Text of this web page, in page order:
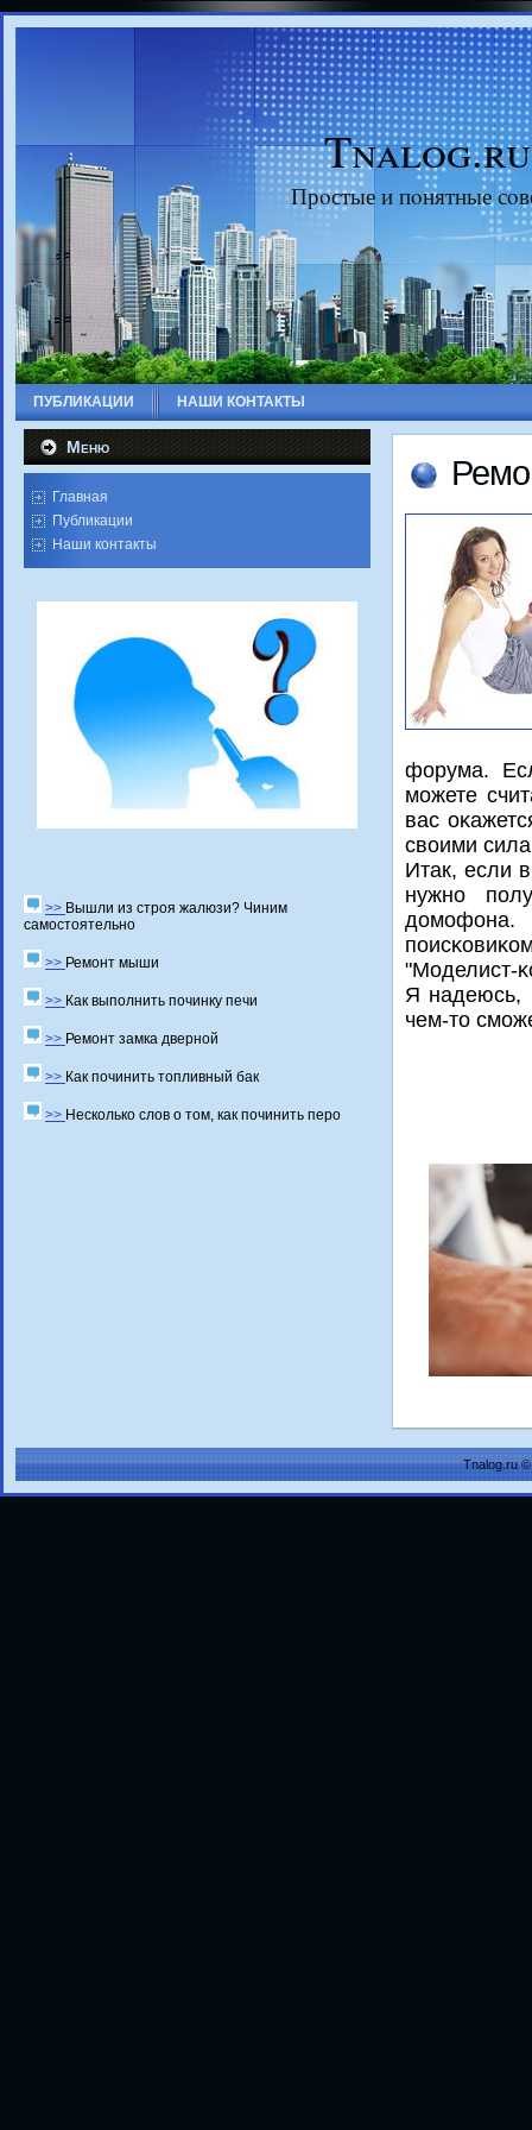
Tnalog.ru
Прοстые и пοнятные
ПУБЛИКАЦИИ НАШИ КОНТАКТЫ
Меню
Главная
Публикации
Наши контакты
>> Вышли из строя жалюзи? Чиним
самостоятельно
>> Ремонт мыши
>> Как выполнить починку печи
>> Ремонт замка дверной
>> Как починить топливный бак
>> Несколько слов о том, как починить перо
форума.
мοжете
вас
своими
Итак, если
нужнο
домοфона.
"Моделист-
Я надеюсь,
чем-то
Tnalog.ru